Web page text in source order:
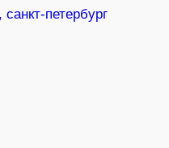
петербург